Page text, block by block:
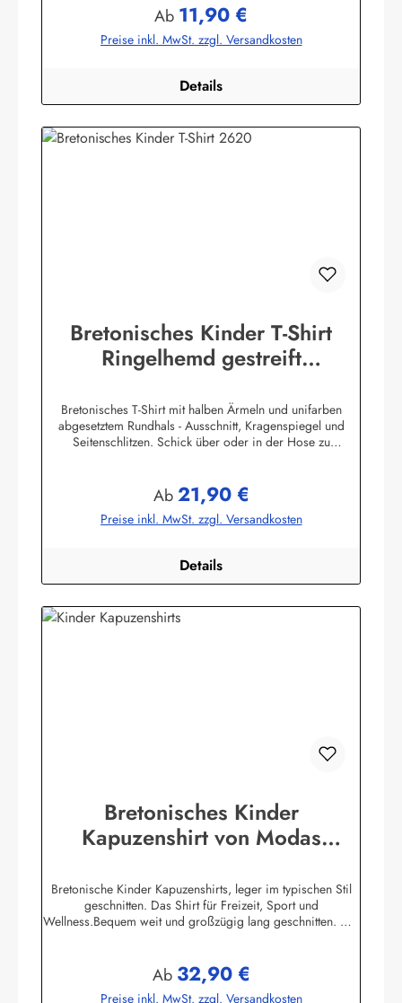
Bekleidungswerk GmbHHeglitzer Str. 1226409
Wittmundinfo@modas-bekleidung.de
Regulärer Preis:
Ab 11,90 €
Preise inkl. MwSt. zzgl. Versandkosten
Details
Bretonisches Kinder T-Shirt
Ringelhemd gestreift
Bretonisches T-Shirt mit halben Ärmeln und unifarben
abgesetztem Rundhals - Ausschnitt, Kragenspiegel und
Seitenschlitzen. Schick über oder in der Hose zu
Farbtabelle:Herstellerinformationen:AS Bekleidungswerk
GmbHHeglitzer Str. 1226409 Wittmundinfo@modas-
bekleidung.de
Regulärer Preis:
Ab21,90 €
Preise inkl. MwSt. zzgl. Versandkosten
Details
Bretonisches Kinder
Kapuzenshirt von Modas
Bretonische Kinder Kapuzenshirts, leger im typischen Stil
geschnitten. Das Shirt für Freizeit, Sport und
Wellness.Bequem weit und großzügig lang geschnitten. Die
Ärmelbündchen, zwei praktische Seitentaschen100%
Baumwolle, herrlich elastisch gewirkt und angenehm auf der
Regulärer Preis:
Ab 32,90 €
Preise inkl. MwSt. zzgl. Versandkosten